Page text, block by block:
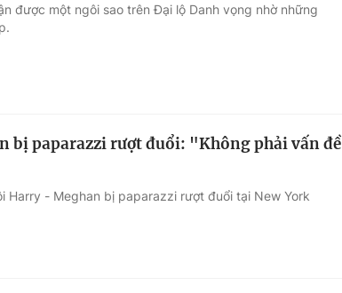
được một ngôi sao trên Đại lộ Danh vọng nhờ những
bị paparazzi rượt đuổi: "Không phải vấn đề
Harry - Meghan bị paparazzi rượt đuổi tại New York